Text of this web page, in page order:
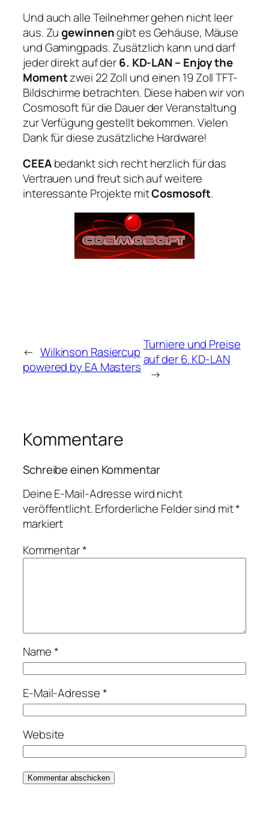
Und auch alle Teilnehmer gehen nicht leer
aus. Zugewinnengibt es Gehäuse, Mäuse
und Gamingpads. Zusätzlich kann und darf
jeder direkt auf der6. KD-LAN – Enjoy the
Momentzwei 22 Zoll und einen 19 Zoll TFT-
Bildschirme betrachten. Diese haben wir von
Cosmosoft für die Dauer der Veranstaltung
zur Verfügung gestellt bekommen. Vielen
Dank für diese zusätzliche Hardware!
CEEAbedankt sich recht herzlich für das
Vertrauen und freut sich auf weitere
interessante Projekte mitCosmosoft.
← Wilkinson Rasiercup
powered by EA Masters
Turniere und Preise
auf der 6. KD-LAN
→
Kommentare
Schreibe einen Kommentar
Deine E-Mail-Adresse wird nicht
veröffentlicht.Erforderliche Felder sind mit*
markiert
Kommentar*
Name*
E-Mail-Adresse*
Website